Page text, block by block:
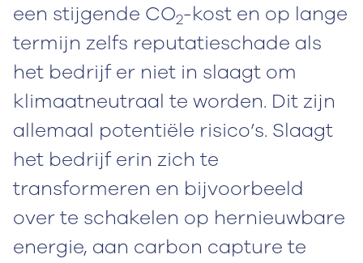
een stijgende CO2-kost en op lange
termijn zelfs reputatieschade als
het bedrijf er niet in slaagt om
klimaatneutraal te worden. Dit zijn
allemaal potentiële risico’s. Slaagt
het bedrijf erin zich te
transformeren en bijvoorbeeld
over te schakelen op hernieuwbare
energie, aan carbon capture te